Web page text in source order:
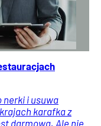
nerki i usuwa
karafka z
darmowa. Ale nie